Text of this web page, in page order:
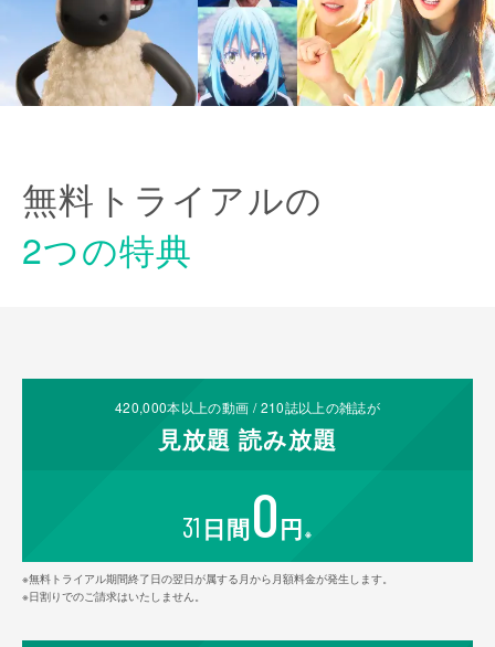
無料トライアルの
2つの特典
420,000本以上の動画 /210誌以上の雑誌が
見放題 読み放題
31 日間0円 ※
※無料トライアル期間終了日の翌日が属する月から月額料金が発生します。
※日割りでのご請求はいたしません。